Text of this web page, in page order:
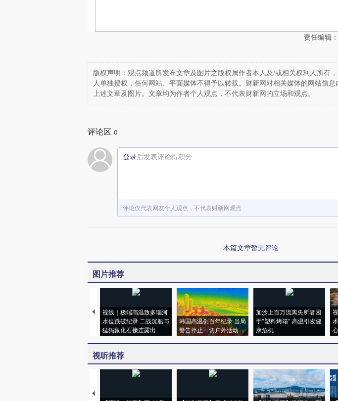
责任编辑
版权声明：观点频道所发布文章及图片之版权属作者本人及/或相关权利人所有
人单独授权，任何网站、平面媒体不得予以转载。财新网对相关媒体的网站信
上述文章及图片。文章均为作者个人观点，不代表财新网的立场和观点。
评论区 0
登录后发表评论得积分
评论仅代表网友个人观点，不代表财新网观点
本篇文章暂无评论
图片推荐
视线｜极端高温致多瑙河
水位跌破纪录 二战沉船与
猛犸象化石接连露出
韩国高温创百年纪录 当局
警告停止一切户外活动
加沙上百万流离失所者困
于“塑料烤箱” 高温引发健
康危机
视听推荐